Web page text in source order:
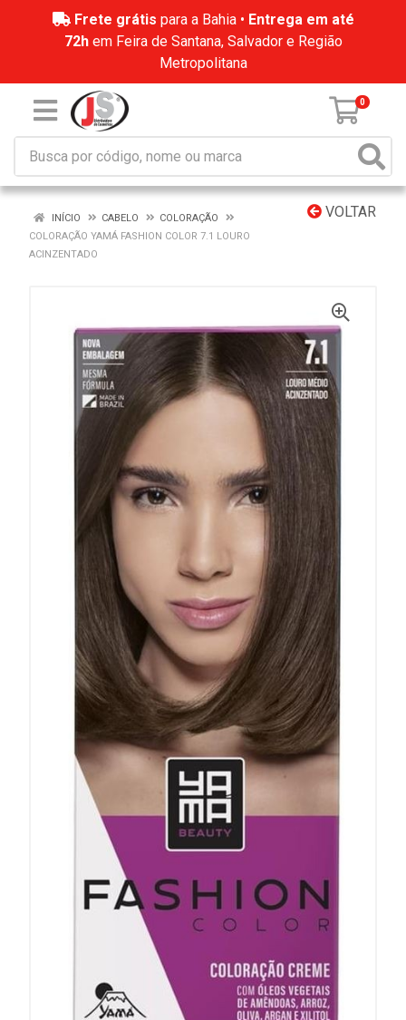
Frete grátis para a Bahia • Entrega em até
72hem Feira de Santana, Salvador e Região
Metropolitana
0
VOLTAR
INÍCIO CABELO
COLORAÇÃO
COLORAÇÃO YAMÁ FASHION COLOR 7.1 LOURO
ACINZENTADO